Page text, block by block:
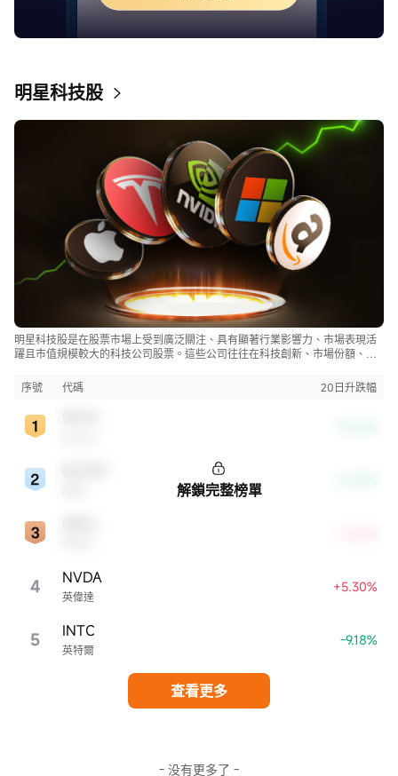
明星科技股
明星科技股是在股票市場上受到廣泛關注、具有顯著行業影響力、市場表現活
躍且市值規模較大的科技公司股票。這些公司往往在科技創新、市場份額、品
市，特別是科技行業板塊乃至全球經濟具有顯著影響。
序號 代碼 20日升跌幅
4 英偉達
NVDA +5.30%
5 英特爾
INTC -9.18%
解鎖完整榜單
查看更多
- 没有更多了 -